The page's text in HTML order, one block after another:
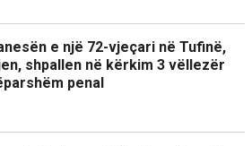
e një 72-vjeçari në Tufinë,
shpallen në kërkim 3 vëllezër
penal